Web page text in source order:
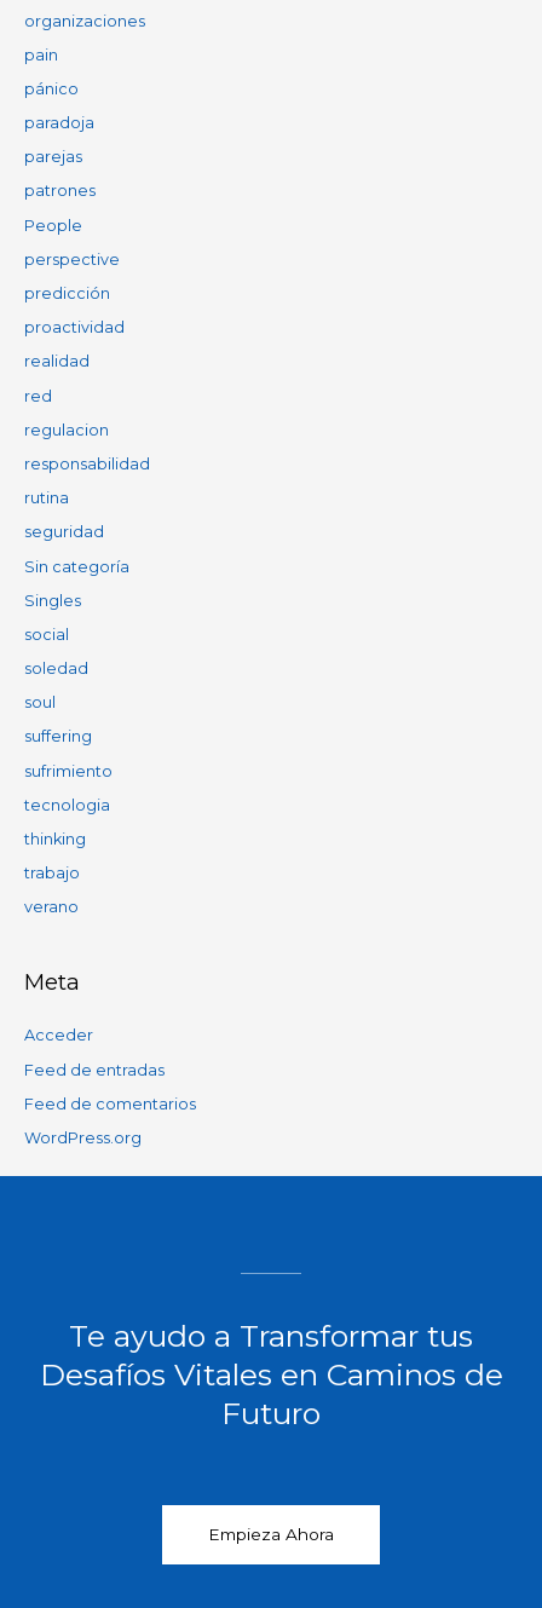
organizaciones
pain
pánico
paradoja
parejas
patrones
People
perspective
predicción
proactividad
realidad
red
regulacion
responsabilidad
rutina
seguridad
Sin categoría
Singles
social
soledad
soul
suffering
sufrimiento
tecnologia
thinking
trabajo
verano
Meta
Acceder
Feed de entradas
Feed de comentarios
WordPress.org
Te ayudo a Transformar tus
Desafíos Vitales en Caminos de
Futuro​
Empieza Ahora